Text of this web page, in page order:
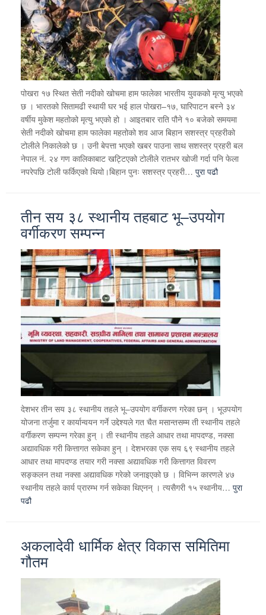
पोखरा १७ स्थित सेती नदीको खोचमा हाम फालेका भारतीय युवकको मृत्यु भएको
छ । भारतको सितामढी स्थायी घर भई हाल पोखरा–१७, घारिपाटन बस्ने ३४
वर्षीय मुकेश महतोको मृत्यु भएको हो । आइतबार राति पौने १० बजेको समयमा
सेती नदीको खोचमा हाम फालेका महतोको शव आज बिहान सशस्त्र प्रहरीको
टोलीले निकालेको छ । उनी बेपत्ता भएको खबर पाउना साथ सशस्त्र प्रहरी बल
नेपाल नं. २४ गण कालिकाबाट खट्टिएको टोलीले रातभर खोजी गर्दा पनि फेला
नपरेपछि टोली फर्किएको थियो।बिहान पुनः सशस्त्र प्रहरी… पुरा पढौ
तीन सय ३८ स्थानीय तहबाट भू–उपयोग
वर्गीकरण सम्पन्न
देशभर तीन सय ३८ स्थानीय तहले भू–उपयोग वर्गीकरण गरेका छन् । भूउपयोग
योजना तर्जुमा र कार्यान्वयन गर्ने उद्देश्यले गत चैत मसान्तसम्म ती स्थानीय तहले
वर्गीकरण सम्पन्न गरेका हुन् । ती स्थानीय तहले आधार तथा मापदण्ड, नक्सा
अद्यावधिक गरी कित्तागत सकेका हुन् । देशभरका एक सय ६९ स्थानीय तहले
आधार तथा मापदण्ड तयार गरी नक्सा अद्यावधिक गरी कित्तागत विवरण
सङ्कलन तथा नक्सा अद्यावधिक गरेको जनाइएको छ । विभिन्न कारणले ४७
स्थानीय तहले कार्य प्रारम्भ गर्न सकेका थिएनन् । त्यसैगरी १५ स्थानीय… पुरा
पढौ
अकलादेवी धार्मिक क्षेत्र विकास समितिमा
गौतम